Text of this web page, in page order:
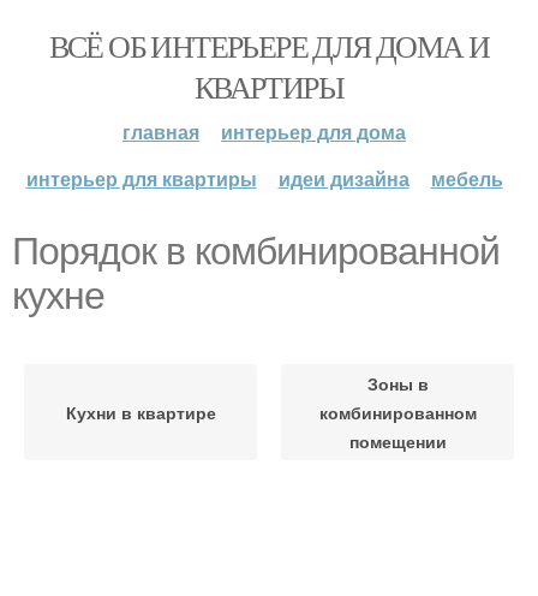
ВСЁ ОБ ИНТЕРЬЕРЕ ДЛЯ ДОМА И
КВАРТИРЫ
главная
интерьер для дома
интерьер для квартиры
идеи дизайна мебель
Порядок в комбинированной
кухне
Кухни в квартире
Зоны в
комбинированном
помещении